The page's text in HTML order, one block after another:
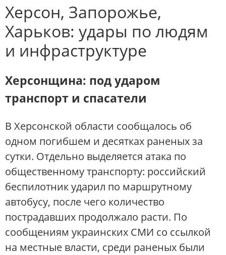
Херсон, Запорожье,
Харьков: удары по людям
и инфраструктуре
Херсонщина: под ударом
транспорт и спасатели
В Херсонской области сообщалось об
одном погибшем и десятках раненых за
сутки. Отдельно выделяется атака по
общественному транспорту: российский
беспилотник ударил по маршрутному
автобусу, после чего количество
пострадавших продолжало расти. По
сообщениям украинских СМИ со ссылкой
на местные власти, среди раненых были